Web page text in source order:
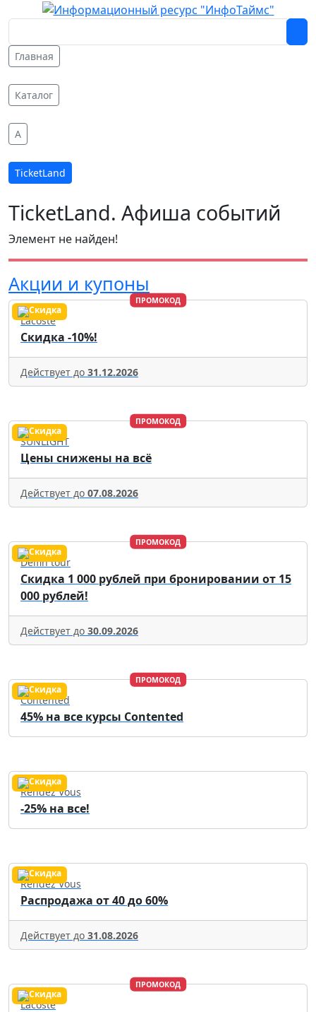
Главная
Каталог
A
TicketLand
TicketLand. Афиша событий
Элемент не найден!
Акции и купоны
ПРОМОКОД
Lacoste
Скидка -10%!
Действует до 31.12.2026
ПРОМОКОД
SUNLIGHT
Цены снижены на всё
Действует до 07.08.2026
ПРОМОКОД
Delfin tour
Скидка 1 000 рублей при бронировании от 15
000 рублей!
Действует до 30.09.2026
ПРОМОКОД
Contented
45% на все курсы Contented
Rendez Vous
-25% на все!
Rendez Vous
Распродажа от 40 до 60%
Действует до 31.08.2026
ПРОМОКОД
Lacoste